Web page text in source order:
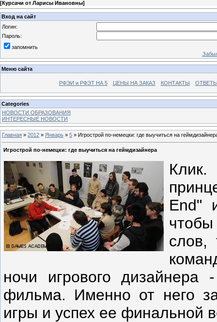
[Курсачи от Ларисы Ивановны]
Вход на сайт
Логин:
Пароль:
запомнить
Меню сайта
РФЭИ и РФЭТ НА 5 ЦЕНЫ НА ЗАКАЗ КОНТАКТЫ
Categories
НОВОСТИ ОБРАЗОВАНИЯ
ИНТЕРЕСНЫЕ НОВОСТИ
Главная » 2012 » Январь » 5 » Игрострой по-немецки: где выучиться на
Игрострой по-немецки: где выучиться на геймдизайнера
End"
слов,
ночи игрового дизайнера
фильма. Именно от него
игры и успех ее финальной